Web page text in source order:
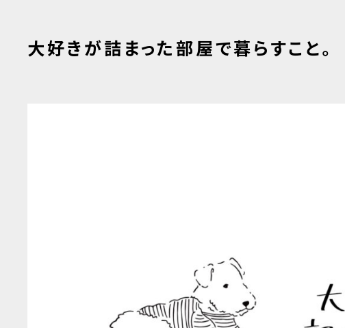
大好きが詰まった部屋で暮らすこと。